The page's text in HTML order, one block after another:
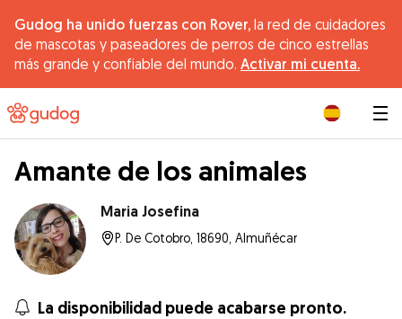
Gudog ha unido fuerzas con Rover, la red de cuidadores
de mascotas y paseadores de perros de cinco estrellas
más grande y confiable del mundo. Activar mi cuenta.
Amante de los animales
Maria Josefina
P. De Cotobro, 18690, Almuñécar
La disponibilidad puede acabarse pronto.